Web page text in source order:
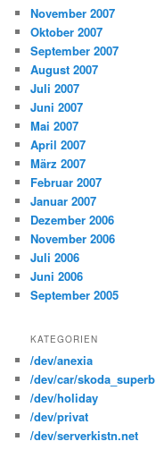
November 2007
Oktober 2007
September 2007
August 2007
Juli 2007
Juni 2007
Mai 2007
April 2007
März 2007
Februar 2007
Januar 2007
Dezember 2006
November 2006
Juli 2006
Juni 2006
September 2005
KATEGORIEN
/dev/anexia
/dev/car/skoda_superb
/dev/holiday
/dev/privat
/dev/serverkistn.net